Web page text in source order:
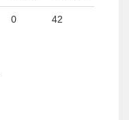
0 42